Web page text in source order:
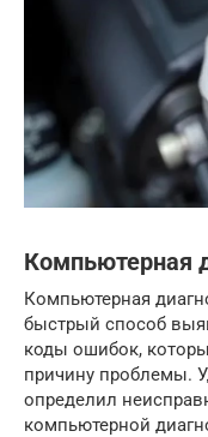
Компьютерная
Компьютерная
быстрый способ
коды ошибок,
причину проблемы.
определил
компьютерной